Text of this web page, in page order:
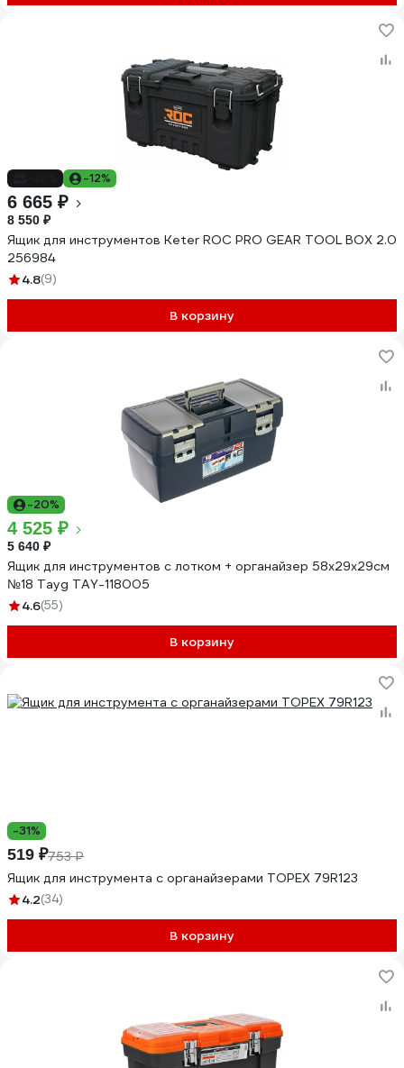
-12%
6 665 ₽
8 550 ₽
Ящик для инструментов Keter ROC PRO GEAR TOOL BOX 2.0
256984
4.8(9)
В корзину
-20%
4 525 ₽
5 640 ₽
Ящик для инструментов с лотком + органайзер 58х29х29см
№18 Tayg TAY-118005
4.6(55)
В корзину
-31%
519 ₽753 ₽
Ящик для инструмента с органайзерами TOPEX 79R123
4.2(34)
В корзину